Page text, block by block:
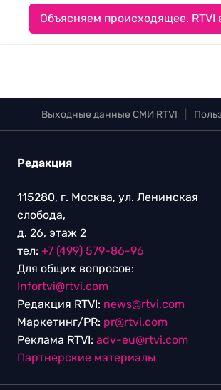
Объясняем происходящее. RTVI
Выходные данные СМИ RTVI
Редакция
115280, г. Москва, ул. Ленинская
слобода,
д. 26, этаж 2
тел: +7 (499) 579-86-96
Для общих вопросов:
Infortvi@rtvi.com
Редакция RTVI: news@rtvi.com
Маркетинг/PR: pr@rtvi.com
Реклама RTVI: adv-eu@rtvi.com
Партнерские материалы